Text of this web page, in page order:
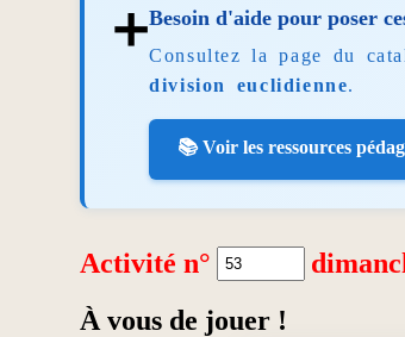
➕Besoin d'aide pour poser
Consultez la page du
division euclidienne.
📚 Voir les ressources
Activité n°
À vous de jouer !